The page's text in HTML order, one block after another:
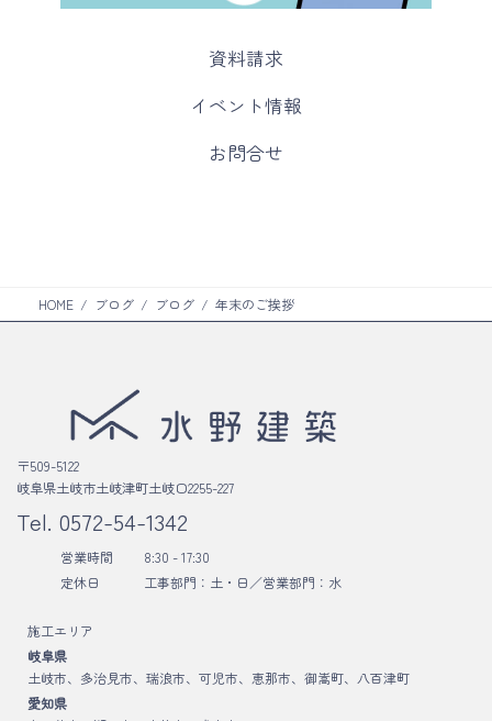
資料請求
イベント情報
お問合せ
HOME ブログ ブログ 年末のご挨拶
〒509-5122
岐阜県土岐市土岐津町土岐口2255-227
Tel. 0572-54-1342
営業時間
8:30 - 17:30
定休日
工事部門：土・日／営業部門：水
施工エリア
岐阜県
土岐市、多治見市、瑞浪市、可児市、恵那市、御嵩町、八百津町
愛知県